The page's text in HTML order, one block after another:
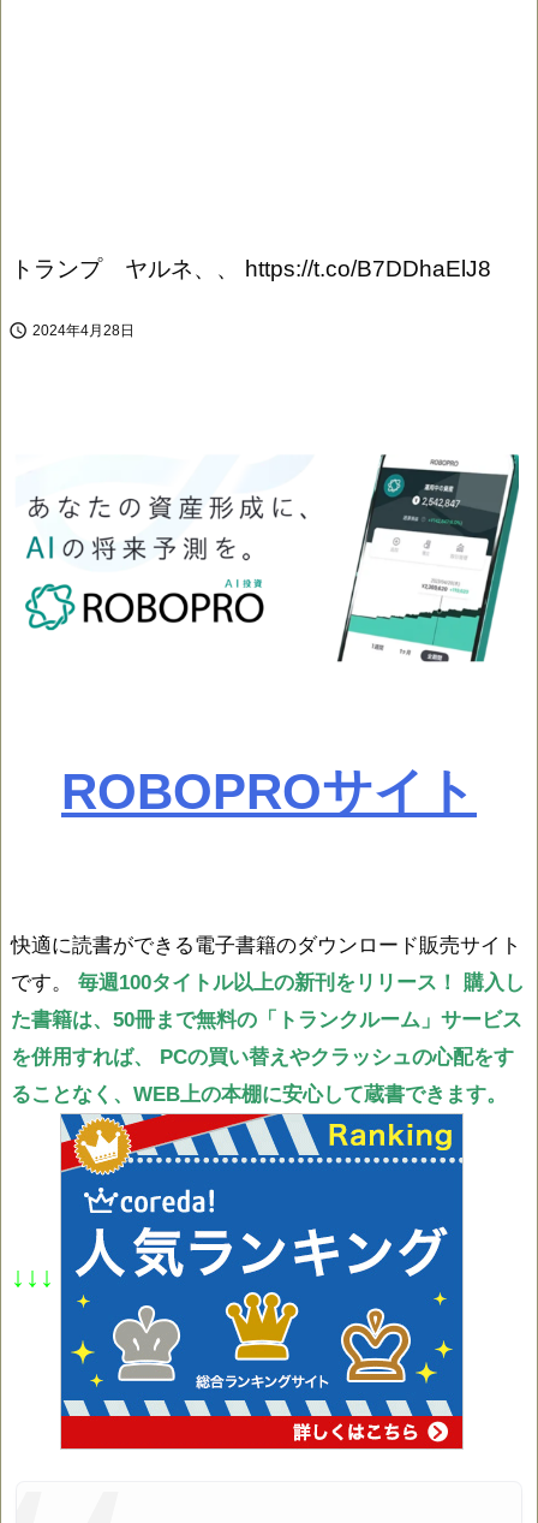
トランプ ヤルネ、、 https://t.co/B7DDhaElJ8
 2024年4月28日
ROBOPROサイト
快適に読書ができる電子書籍のダウンロード販売サイト
です。 毎週100タイトル以上の新刊をリリース！
購入し
た書籍は、50冊まで無料の「トランクルーム」サービス
を併用すれば、
PCの買い替えやクラッシュの心配をす
ることなく、WEB上の本棚に安心して蔵書できます。
↓↓↓